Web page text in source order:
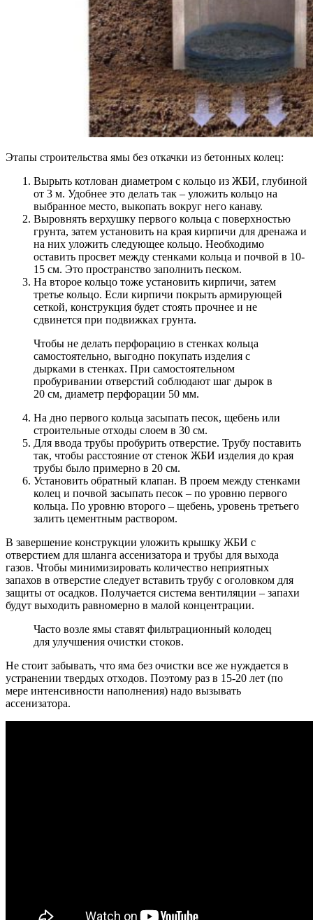
Этапы строительства ямы без откачки из бетонных колец:
Вырыть котлован диаметром с кольцо из ЖБИ, глубиной
от 3 м. Удобнее это делать так – уложить кольцо на
выбранное место, выкопать вокруг него канаву.
Выровнять верхушку первого кольца с поверхностью
грунта, затем установить на края кирпичи для дренажа и
на них уложить следующее кольцо. Необходимо
оставить просвет между стенками кольца и почвой в 10-
15 см. Это пространство заполнить песком.
На второе кольцо тоже установить кирпичи, затем
третье кольцо. Если кирпичи покрыть армирующей
сеткой, конструкция будет стоять прочнее и не
сдвинется при подвижках грунта.
Чтобы не делать перфорацию в стенках кольца
самостоятельно, выгодно покупать изделия с
дырками в стенках. При самостоятельном
пробуривании отверстий соблюдают шаг дырок в
20 см, диаметр перфорации 50 мм.
На дно первого кольца засыпать песок, щебень или
строительные отходы слоем в 30 см.
Для ввода трубы пробурить отверстие. Трубу поставить
так, чтобы расстояние от стенок ЖБИ изделия до края
трубы было примерно в 20 см.
Установить обратный клапан. В проем между стенками
колец и почвой засыпать песок – по уровню первого
кольца. По уровню второго – щебень, уровень третьего
залить цементным раствором.
В завершение конструкции уложить крышку ЖБИ с
отверстием для шланга ассенизатора и трубы для выхода
газов. Чтобы минимизировать количество неприятных
запахов в отверстие следует вставить трубу с оголовком для
защиты от осадков. Получается система вентиляции – запахи
будут выходить равномерно в малой концентрации.
Часто возле ямы ставят фильтрационный колодец
для улучшения очистки стоков.
Не стоит забывать, что яма без очистки все же нуждается в
устранении твердых отходов. Поэтому раз в 15-20 лет (по
мере интенсивности наполнения) надо вызывать
ассенизатора.